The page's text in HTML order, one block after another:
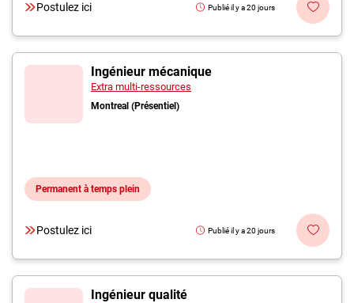
Postulez ici Publié il y a 20 jours
Ingénieur mécanique
Extra multi-ressources
Montreal (Présentiel)
Permanent à temps plein
Postulez ici Publié il y a 20 jours
Ingénieur qualité